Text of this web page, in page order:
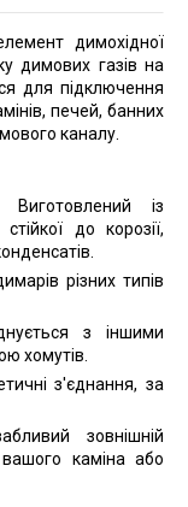
димохідної
димових газів на
для підключення
печей, банних
каналу.
Виготовлений із
до корозії,
різних типів
з іншими
хомутів.
з'єднання, за
зовнішній
каміна або